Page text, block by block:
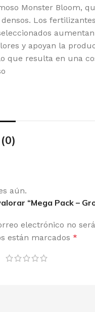
Monster Bloom,
Los fertilizantes
y apoyan la
que resulta en una
aún.
“Mega Pack –
electrónico no
están marcados *